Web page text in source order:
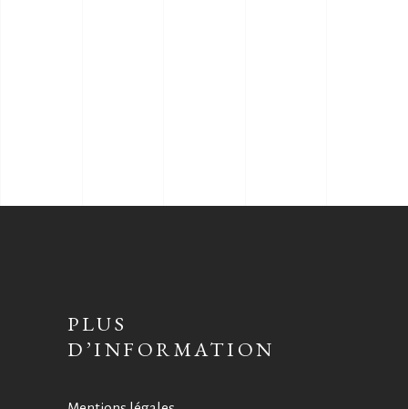
PLUS
D’INFORMATION